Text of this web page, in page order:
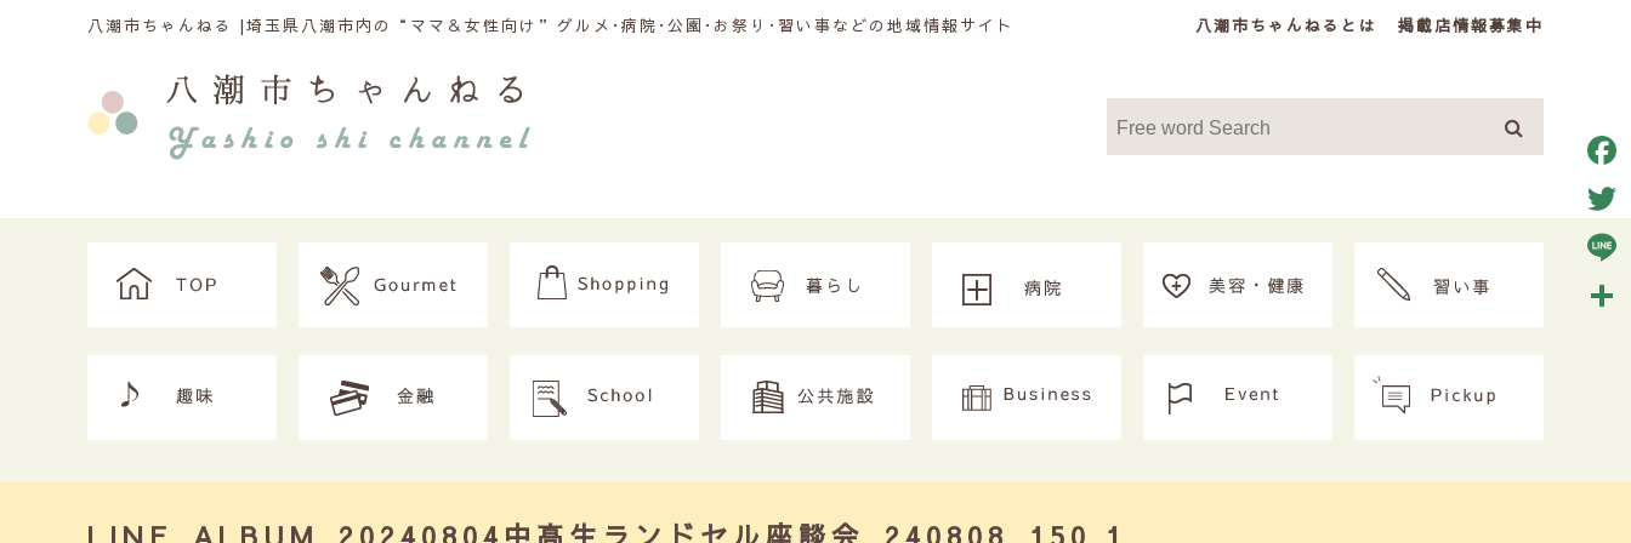
八潮市ちゃんねるとは 掲載店情報募集中
八潮市ちゃんねる |埼玉県八潮市内の“ママ＆女性向け”グルメ･病院･公園･お祭り･習い事などの地域情報サイト
LINE_ALBUM_20240804中高生ランドセル座談会_240808_150 1
Line